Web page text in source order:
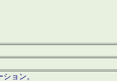
ョン。